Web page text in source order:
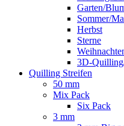
Garten/
Sommer/
Herbst
Sterne
3D-
Quilling Streifen
50 mm
Mix Pack
Six Pack
3 mm